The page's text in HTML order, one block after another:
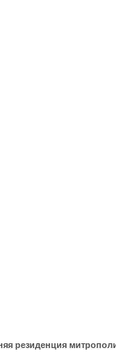
резиденция